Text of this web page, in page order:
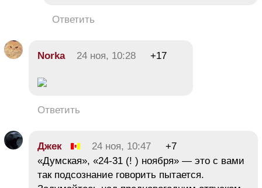
Ответить
Norka 24 ноя, 10:28 +17
Ответить
Джек 24 ноя, 10:47
+7
«Думская», «24-31 (! ) ноября» — это с вами
так подсознание говорить пытается.